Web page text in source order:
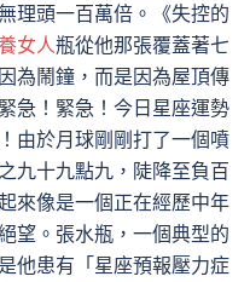
理頭一百萬倍。《失控的
女人瓶從他那張覆蓋著七
為鬧鐘，而是因為屋頂傳
急！緊急！今日星座運勢
由於月球剛剛打了一個噴
九十九點九，陡降至負百
來像是一個正在經歷中年
望。張水瓶，一個典型的
他患有「星座預報壓力症